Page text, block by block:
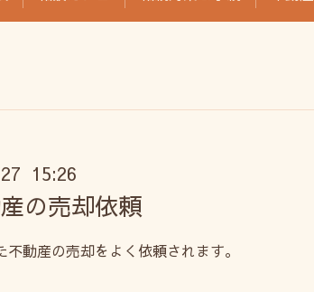
27 15:26
の売却依頼
不動産の売却をよく依頼されます。